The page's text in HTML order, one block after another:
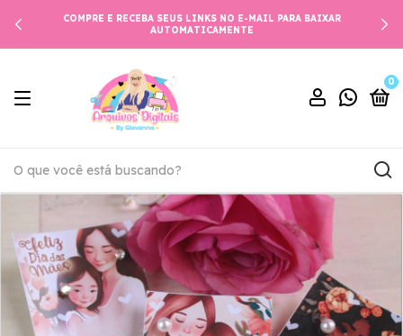
COMPRE E RECEBA SEUS LINKS NO E-MAIL PARA BAIXAR
AUTOMATICAMENTE
0